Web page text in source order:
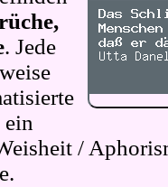
. Jede
ein
/